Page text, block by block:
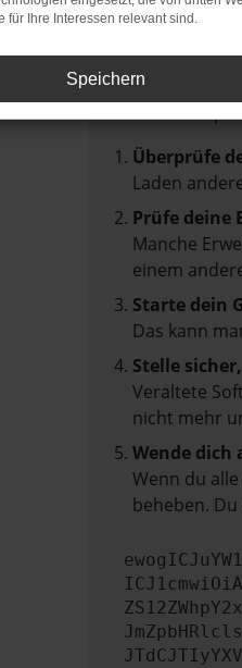
Beim Laden ist
Hier sind ein
Überprüfe
Laden
Prüfe deine
Manche
einem
Starte dein
Das kann
Stelle
Veraltete
nicht mehr
Wende dich
Wenn du
beheben.
für Ihre Interessen relevant sind.
Speichern